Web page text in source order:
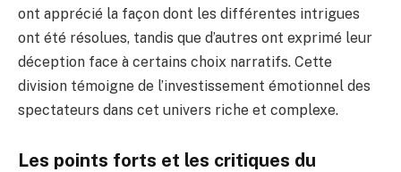
ont apprécié la façon dont les différentes intrigues
ont été résolues, tandis que d’autres ont exprimé leur
déception face à certains choix narratifs. Cette
division témoigne de l’investissement émotionnel des
spectateurs dans cet univers riche et complexe.
Les points forts et les critiques du